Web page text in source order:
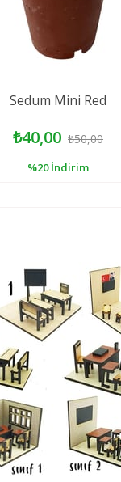
Sedum Mini Red
₺40,00 ₺50,00
%20 İndirim